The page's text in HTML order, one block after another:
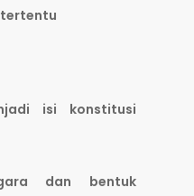
isi konstitusi
dan bentuk